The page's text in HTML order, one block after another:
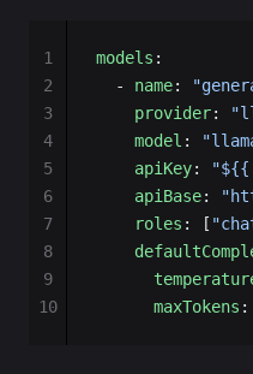
models :
  -
name:
    provider
:
    model
:
    apiKey
:
"${{
    apiBase
:
    roles
: [
      maxTokens
:
1
2
3
4
5
6
7
8
9
10